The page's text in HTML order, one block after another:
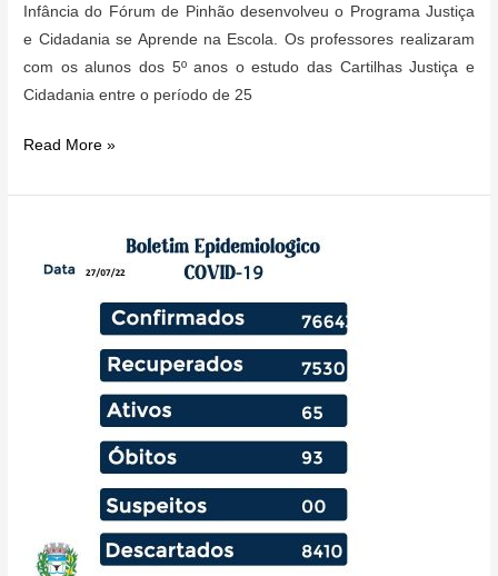
Infância do Fórum de Pinhão desenvolveu o Programa Justiça
e Cidadania se Aprende na Escola. Os professores realizaram
com os alunos dos 5º anos o estudo das Cartilhas Justiça e
Cidadania entre o período de 25
Programa
e
Aprendem
Read More »